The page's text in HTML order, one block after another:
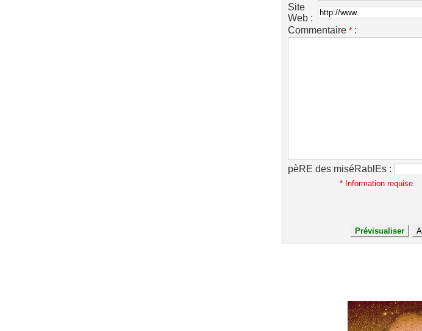
Site
Web :
Commentaire * :
pèRE des miséRablEs :
* Information requise.